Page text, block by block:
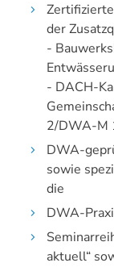
der
-
- DACH-
2/DWA-M
DWA-
sowie
die
DWA-
aktuell“